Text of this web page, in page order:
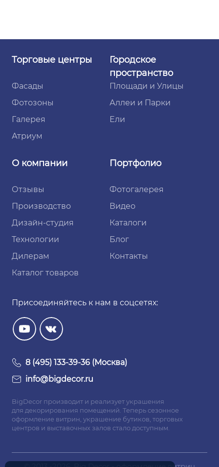
Торговые центры
Фасады
Фотозоны
Галерея
Атриум
Городское
пространство
Площади и Улицы
Аллеи и Парки
Ели
О компании
Отзывы
Производство
Дизайн-студия
Технологии
Дилерам
Каталог товаров
Портфолио
Фотогалерея
Видео
Каталоги
Блог
Контакты
Присоединяйтесь к нам в соцсетях:
8 (495) 133-39-36 (Москва)
info@bigdecor.ru
BigDecor производит и реализует украшения
для декорирования помещений. Теперь сезонное
оформление витрин, украшение бутиков, торговых
центров и выставочных залов стало доступным.